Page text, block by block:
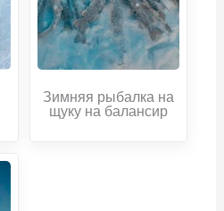
Зимняя рыбалка на
щуку на балансир